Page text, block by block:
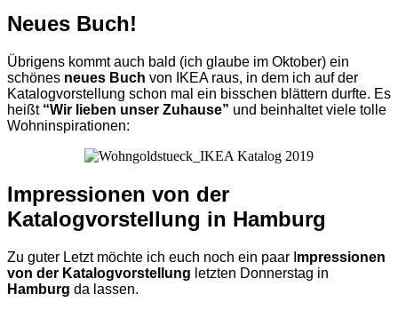
Neues Buch!
Übrigens kommt auch bald (ich glaube im Oktober) ein
schönes neues Buch von IKEA raus, in dem ich auf der
Katalogvorstellung schon mal ein bisschen blättern durfte. Es
heißt “Wir lieben unser Zuhause” und beinhaltet viele tolle
Wohninspirationen:
Impressionen von der
Katalogvorstellung in Hamburg
Zu guter Letzt möchte ich euch noch ein paar I mpressionen
von der Katalogvorstellung letzten Donnerstag in
Hamburg da lassen.